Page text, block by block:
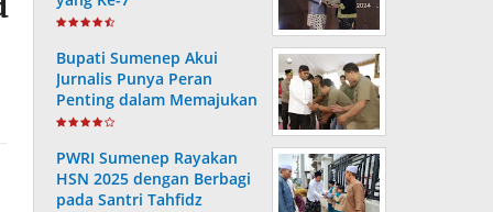
Bupati Sumenep Akui
Jurnalis Punya Peran
Penting dalam Memajukan
Daerah
PWRI Sumenep Rayakan
HSN 2025 dengan Berbagi
pada Santri Tahfidz